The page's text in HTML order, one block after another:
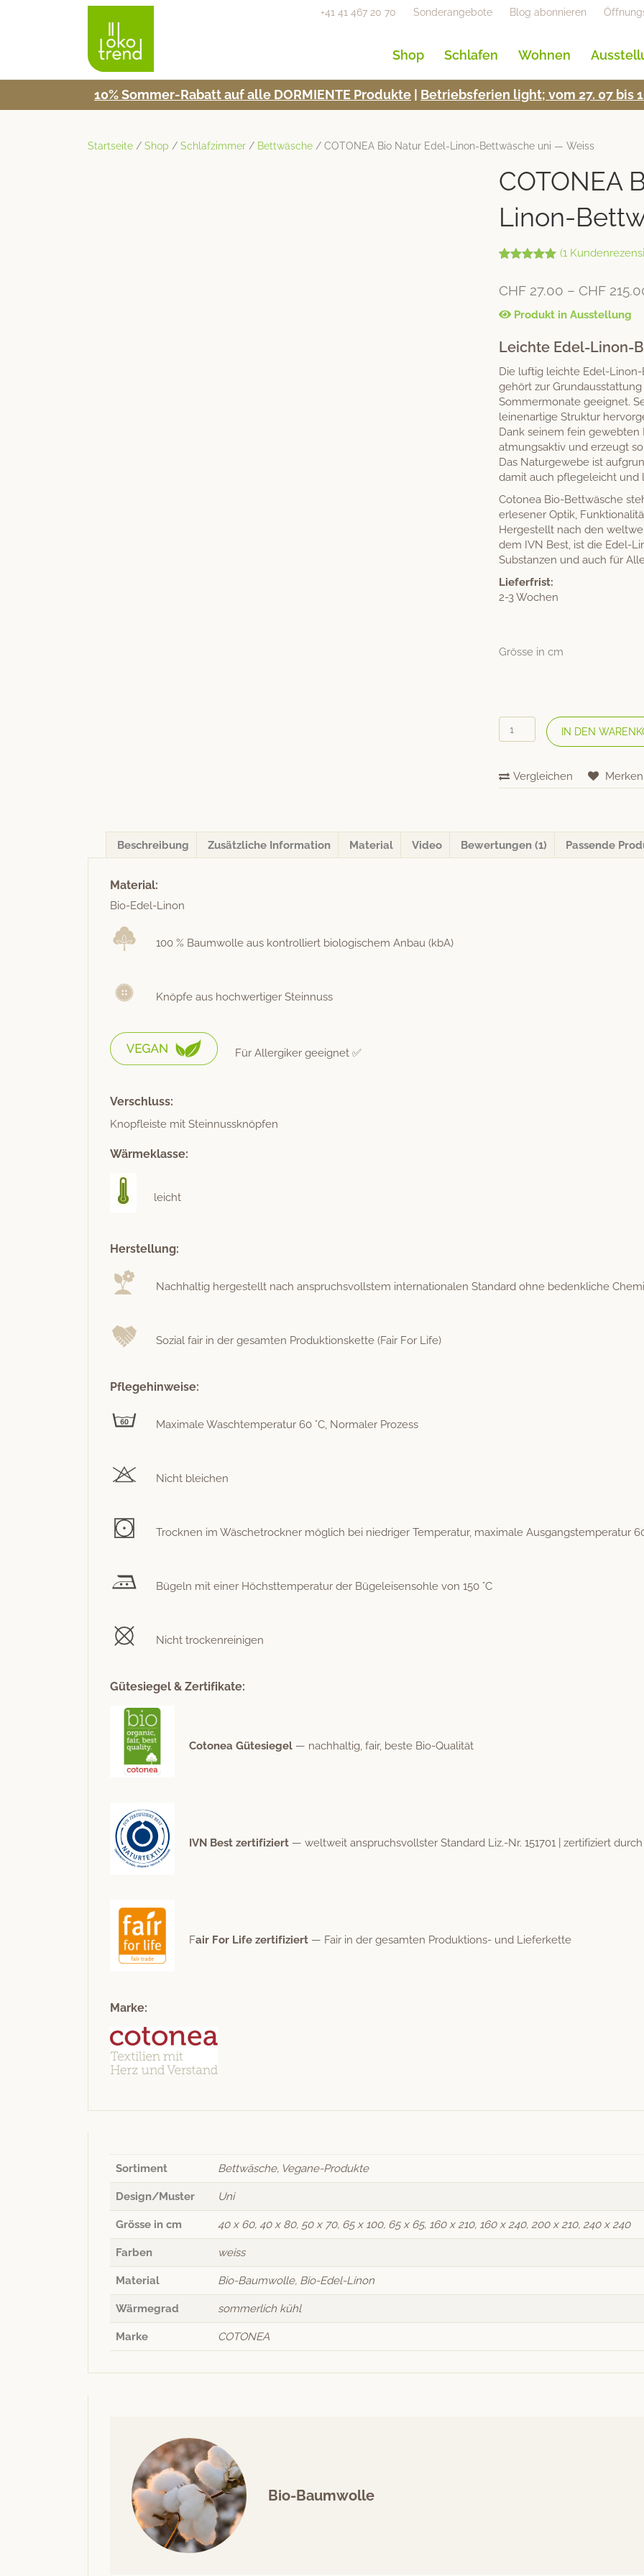
+41 41 467 20 70 Sonderangebote Blog abonnieren
Shop Schlafen Wohnen
10% Som­mer-Rabatt auf alle DORMIENTE Pro­duk­te Betrieb­s­fe­rien light; vom 27. 07 bis
Startseite / Shop / Schlafzimmer / Bettwäsche / COTONEA Bio Natur Edel-Linon-Bettwäsche uni — Weiss
COTONEA
Linon-
basierend
Kundenbew
(1
CHF 27.00 – CHF
Produkt in Ausstellung
Leichte Edel-Linon-
Die luftig leichte Edel-
gehört zur
Sommermonate geeignet.
leinenartige Struktur
Dank seinem fein
atmungsaktiv und erzeugt
Das Naturgewebe ist
damit auch pflegeleicht und
Cotonea Bio-Bettwäsche
erlesener Optik,
Hergestellt nach den
dem IVN Best, ist die Edel-
Substanzen und auch für
Lieferfrist:
2-3 Wochen
Grösse in cm
COTONEA
Bio
Edel-
Linon-
-
Weiss
Menge
IN DEN
Vergleichen Merken
Beschreibung Zusätzliche Information Material Video Bewertungen (1) Passende
Material:
Bio-Edel-Linon
100 % Baum­wolle aus kon­trol­liert biol­o­gis­chem Anbau (kbA)
Knöpfe aus hochw­er­tiger Steinnuss
Für Allergik­er geeignet ✅
Verschluss:
Knopfleiste mit Steinnussknöpfen
Wärmeklasse:
leicht
Herstellung:
Nach­haltig hergestellt nach anspruchsvoll­stem inter­na­tionalen Stan­dard ohne beden­kliche
Sozial fair in der gesamten Pro­duk­tions­kette (Fair For Life)
Pflegehinweise:
Max­i­male Waschtem­per­atur 60 °C, Nor­maler Prozess
Nicht bleichen
Trock­nen im Wäschetrock­n­er möglich bei niedriger Tem­per­atur, max­i­male Aus­gang­stem­per­atur
Bügeln mit ein­er Höch­st­tem­per­atur der Bügeleisen­sohle von 150 °C
Nicht trockenreinigen
Gütesiegel & Zertifikate:
Cotonea Güte­siegel — nach­haltig, fair, beste Bio-Qualität
IVN Best zer­ti­fiziert — weltweit anspruchsvoll­ster Stan­dard Liz.-Nr. 151701 | zer­ti­fiziert
Fair For Life zer­ti­fiziert — Fair in der gesamten Pro­duk­tions- und Lieferkette
Marke:
Sortiment Bettwäsche, Vegane-Produkte
Design/Muster Uni
Grösse in cm 40 x 60, 40 x 80, 50 x 70, 65 x 100, 65 x 65, 160 x 210, 160 x 240, 200 x 210, 240 x 240
Farben weiss
Material Bio-Baumwolle, Bio-Edel-Linon
Wärmegrad sommerlich kühl
Marke COTONEA
Bio-Baumwolle